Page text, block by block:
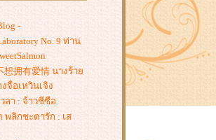
-
No. 9 ท่าน
想拥有爱情 นางร้า
จื่อเหวินเจิง
ลา : จ้าวชีซือ
พลิกชะตารัก : เส